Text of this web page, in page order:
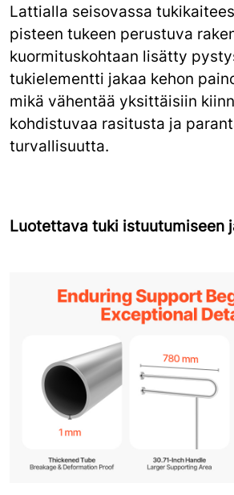
Lattialla seisovassa
pisteen tukeen perustuva
kuormituskohtaan lisätty
tukielementti jakaa kehon
mikä vähentää yksittäisiin
kohdistuvaa rasitusta ja
turvallisuutta.
Luotettava tuki istuutumiseen